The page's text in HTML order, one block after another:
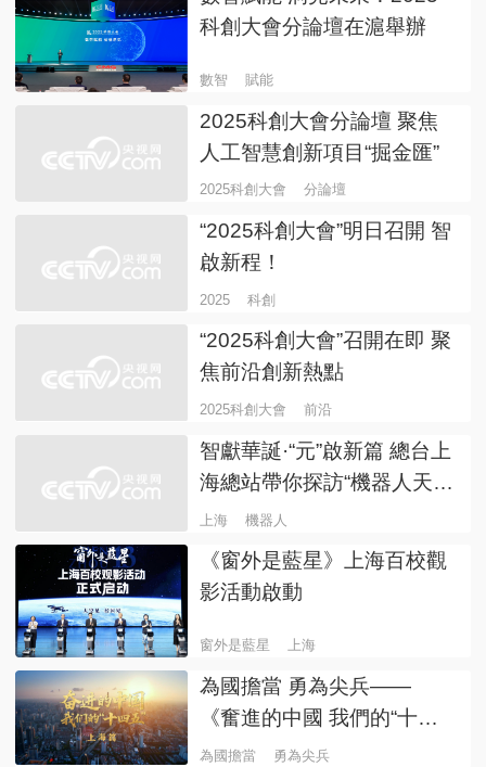
科創大會分論壇在滬舉辦
數智 賦能
2025科創大會分論壇 聚焦
人工智慧創新項目“掘金匯”
2025科創大會 分論壇
“2025科創大會”明日召開 智
啟新程！
2025 科創
“2025科創大會”召開在即 聚
焦前沿創新熱點
2025科創大會 前沿
智獻華誕·“元”啟新篇 總台上
海總站帶你探訪“機器人天
團”
上海 機器人
《窗外是藍星》上海百校觀
影活動啟動
窗外是藍星 上海
為國擔當 勇為尖兵——
《奮進的中國 我們的“十四
五”》上海篇9月17日播出
為國擔當 勇為尖兵